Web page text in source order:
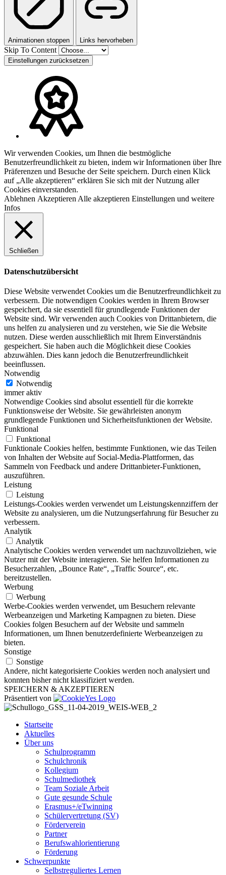
Animationen stoppen Links hervorheben
Skip To Content
Einstellungen zurücksetzen
Wir verwenden Cookies, um Ihnen die bestmögliche
Benutzerfreundlichkeit zu bieten, indem wir Informationen über Ihre
Präferenzen und Besuche der Seite speichern. Durch einen Klick
auf „Alle akzeptieren“ erklären Sie sich mit der Nutzung aller
Cookies einverstanden.
Ablehnen Akzeptieren Alle akzeptieren Einstellungen und weitere
Infos
Schließen
Datenschutzübersicht
Diese Website verwendet Cookies um die Benutzerfreundlichkeit zu
verbessern. Die notwendigen Cookies werden in Ihrem Browser
gespeichert, da sie essentiell für grundlegende Funktionen der
Website sind. Wir verwenden auch Cookies von Drittanbietern, die
uns helfen zu analysieren und zu verstehen, wie Sie die Website
nutzen. Diese werden ausschließlich mit Ihrem Einverständnis
gespeichert. Sie haben auch die Möglichkeit diese Cookies
abzuwählen. Dies kann jedoch die Benutzerfreundlichkeit
beeinflussen.
Notwendig
Notwendig
immer aktiv
Notwendige Cookies sind absolut essentiell für die korrekte
Funktionsweise der Website. Sie gewährleisten anonym
grundlegende Funktionen und Sicherheitsfunktionen der Website.
Funktional
Funktional
Funktionale Cookies helfen, bestimmte Funktionen, wie das Teilen
von Inhalten der Website auf Social-Media-Plattformen, das
Sammeln von Feedback und andere Drittanbieter-Funktionen,
auszuführen.
Leistung
Leistung
Leistungs-Cookies werden verwendet um Leistungskennziffern der
Website zu analysieren, um die Nutzungserfahrung für Besucher zu
verbessern.
Analytik
Analytik
Analytische Cookies werden verwendet um nachzuvollziehen, wie
Nutzer mit der Website interagieren. Sie helfen Informationen zu
Besucherzahlen, „Bounce Rate“, „Traffic Source“, etc.
bereitzustellen.
Werbung
Werbung
Werbe-Cookies werden verwendet, um Besuchern relevante
Werbeanzeigen und Marketing Kampagnen zu bieten. Diese
Cookies folgen Besuchern auf der Website und sammeln
Informationen, um Ihnen benutzerdefinierte Werbeanzeigen zu
bieten.
Sonstige
Sonstige
Andere, nicht kategorisierte Cookies werden noch analysiert und
konnten bisher nicht klassifiziert werden.
SPEICHERN & AKZEPTIEREN
Präsentiert von
Startseite
Aktuelles
Über uns
Schulprogramm
Schulchronik
Kollegium
Schulmediothek
Team Soziale Arbeit
Gute gesunde Schule
Erasmus+/eTwinning
Schülervertretung (SV)
Förderverein
Partner
Berufswahlorientierung
Förderung
Schwerpunkte
Selbstreguliertes Lernen